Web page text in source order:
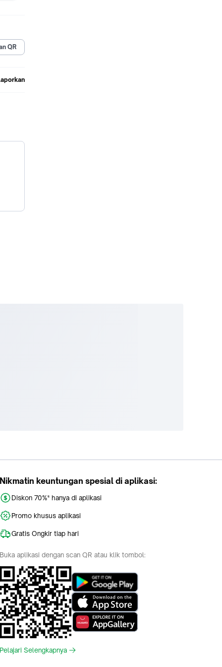
QR
Nikmatin keuntungan spesial di aplikasi:
Diskon 70%* hanya di aplikasi
Promo khusus aplikasi
Gratis Ongkir tiap hari
Buka aplikasi dengan scan QR atau klik tombol:
Pelajari Selengkapnya